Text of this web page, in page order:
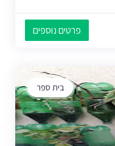
פרטים נוספים
בית ספר